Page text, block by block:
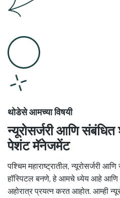
थोडेसे आमच्या विषयी
न्यूरोसर्जरी आणि संबंधित
पेशंट मॅनेजमेंट
पश्चिम महाराष्ट्रातील, न्यूरोसर्जरी
हॉस्पिटल बनणे, हे आमचे ध्येय आहे आणि
अहोरात्र प्रयत्न करत आहोत. आम्ही